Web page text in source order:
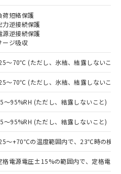
荷短絡保護
力逆接続保護
源逆接続保護
ージ吸収
～70℃ (ただし、氷結、結露しないこと)
～70℃ (ただし、氷結、結露しないこと)
～95%RH (ただし、結露しないこと)
～95%RH (ただし、結露しないこと)
～+70℃の温度範囲内で、23℃時の検
格電源電圧±15%の範囲内で、定格電
ただき、同意のうえ
当社制御機器事業取扱
状況および標準価格
せていただくもので
業取扱商品の中には、
象外となる商品もある
ださい。
指令（10物質）の
が提供可能な商品で
指令（10物質）の非含
り替える予定のある
指令（10物質）の
で、対応品を出す予
指令（10物質）の
調査中または確認中の
ス料など無形物で、有
い商品です。
、非含有部品として
判明した場合などや
表
含有率が中国RoHSの
を示します。
含有率が中国RoHSの
とを示します。
貴社製品のうち、外国